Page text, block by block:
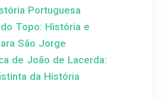
Portuguesa
Topo: História e
São Jorge
de João de Lacerda:
da História